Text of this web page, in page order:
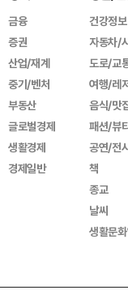
금융
증권
산업/재계
중기/벤처
부동산
글로벌경제
생활경제
경제일반
건강정보
자동차/
도로/교
여행/레
음식/맛
패션/뷰
공연/전
책
종교
날씨
생활문